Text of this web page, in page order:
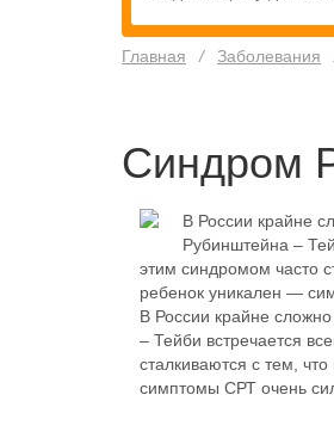
Главная / Заболевания
Синдром
В России крайне
Рубинштейна –
этим синдромом часто
ребенок уникален —
В России крайне
– Тейби встречается
сталкиваются с тем,
симптомы СРТ очень